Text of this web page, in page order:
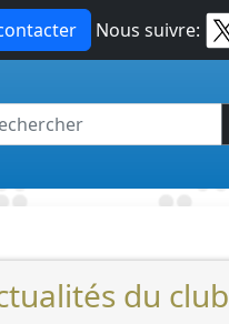
Nous suivre:
du club